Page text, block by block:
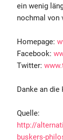
ein wenig
nochmal von
Homepage:
Facebook:
Twitter:
Danke an die
Quelle:
http://
buskers-